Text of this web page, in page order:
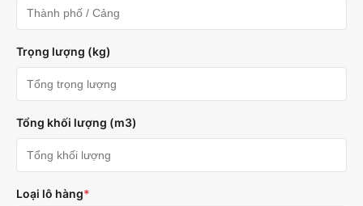
Trọng lượng (kg)
Tổng khối lượng (m3)
Loại lô hàng*